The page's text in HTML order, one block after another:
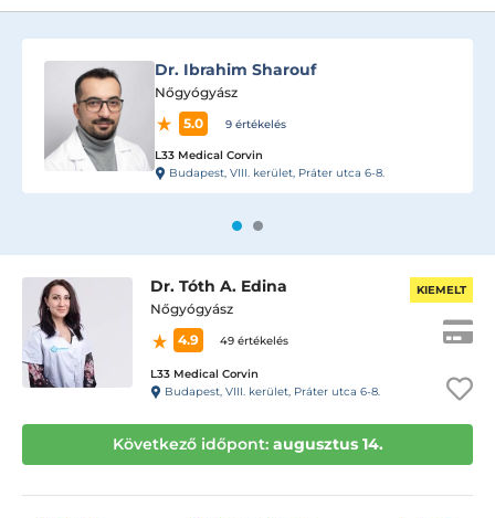
Dr. Ibrahim Sharouf
Nőgyógyász
5.0
9 értékelés
L33 Medical Corvin
Budapest, VIII. kerület, Práter utca 6-8.
Dr. Tóth A. Edina
Nőgyógyász
4.9
49 értékelés
L33 Medical Corvin
Budapest, VIII. kerület, Práter utca 6-8.
KIEMELT
Következő időpont: augusztus 14.